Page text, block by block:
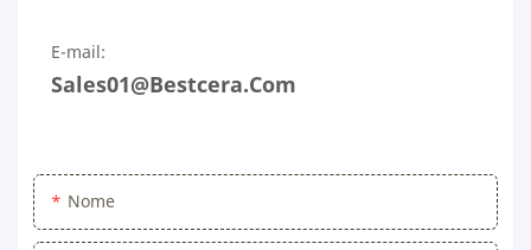
E-mail:
Sales01@bestcera.com
Nome